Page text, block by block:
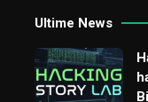
Ultime News